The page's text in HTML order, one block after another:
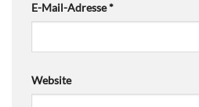
E-Mail-Adresse*
Website